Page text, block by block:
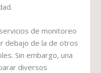
de monitoreo
debajo de la de otros
Sin embargo, una
diversos